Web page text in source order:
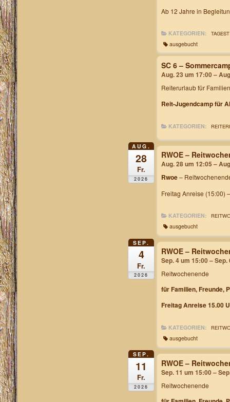
Ab 12 Jahre in
KATEGORIEN:
ausgebucht
SC 6 –
Aug. 23 um 17:00 –
Reiterurlaub für Familien
Reit-Jugendcamp für
KATEGORIEN:
AUG.
28
Fr.
2026
RWOE –
Aug. 28 um 12:05 –
Rwoe–
Freitag Anreise (15:00)
KATEGORIEN:
ausgebucht
SEP.
4
Fr.
2026
RWOE –
Sep. 4 um 15:00 – Sep.
Reitwochenende
für Familien, Freunde,
Freitag Anreise 15.00
KATEGORIEN:
ausgebucht
SEP.
11
Fr.
2026
RWOE –
Sep. 11 um 15:00 –
Reitwochenende